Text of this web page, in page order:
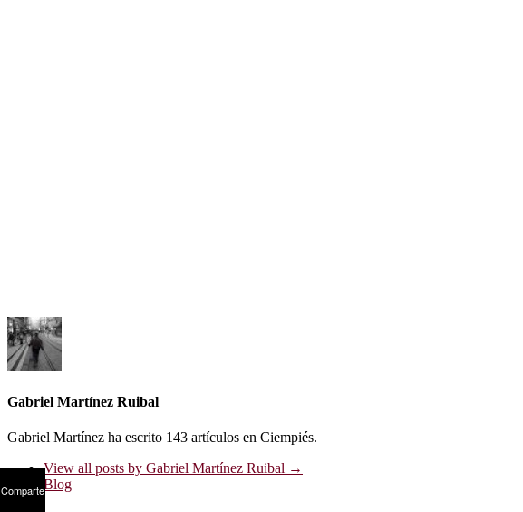
Gabriel Martínez Ruibal
Gabriel Martínez ha escrito 143 artículos en Ciempiés.
View all posts by Gabriel Martínez Ruibal →
Blog
Comparte